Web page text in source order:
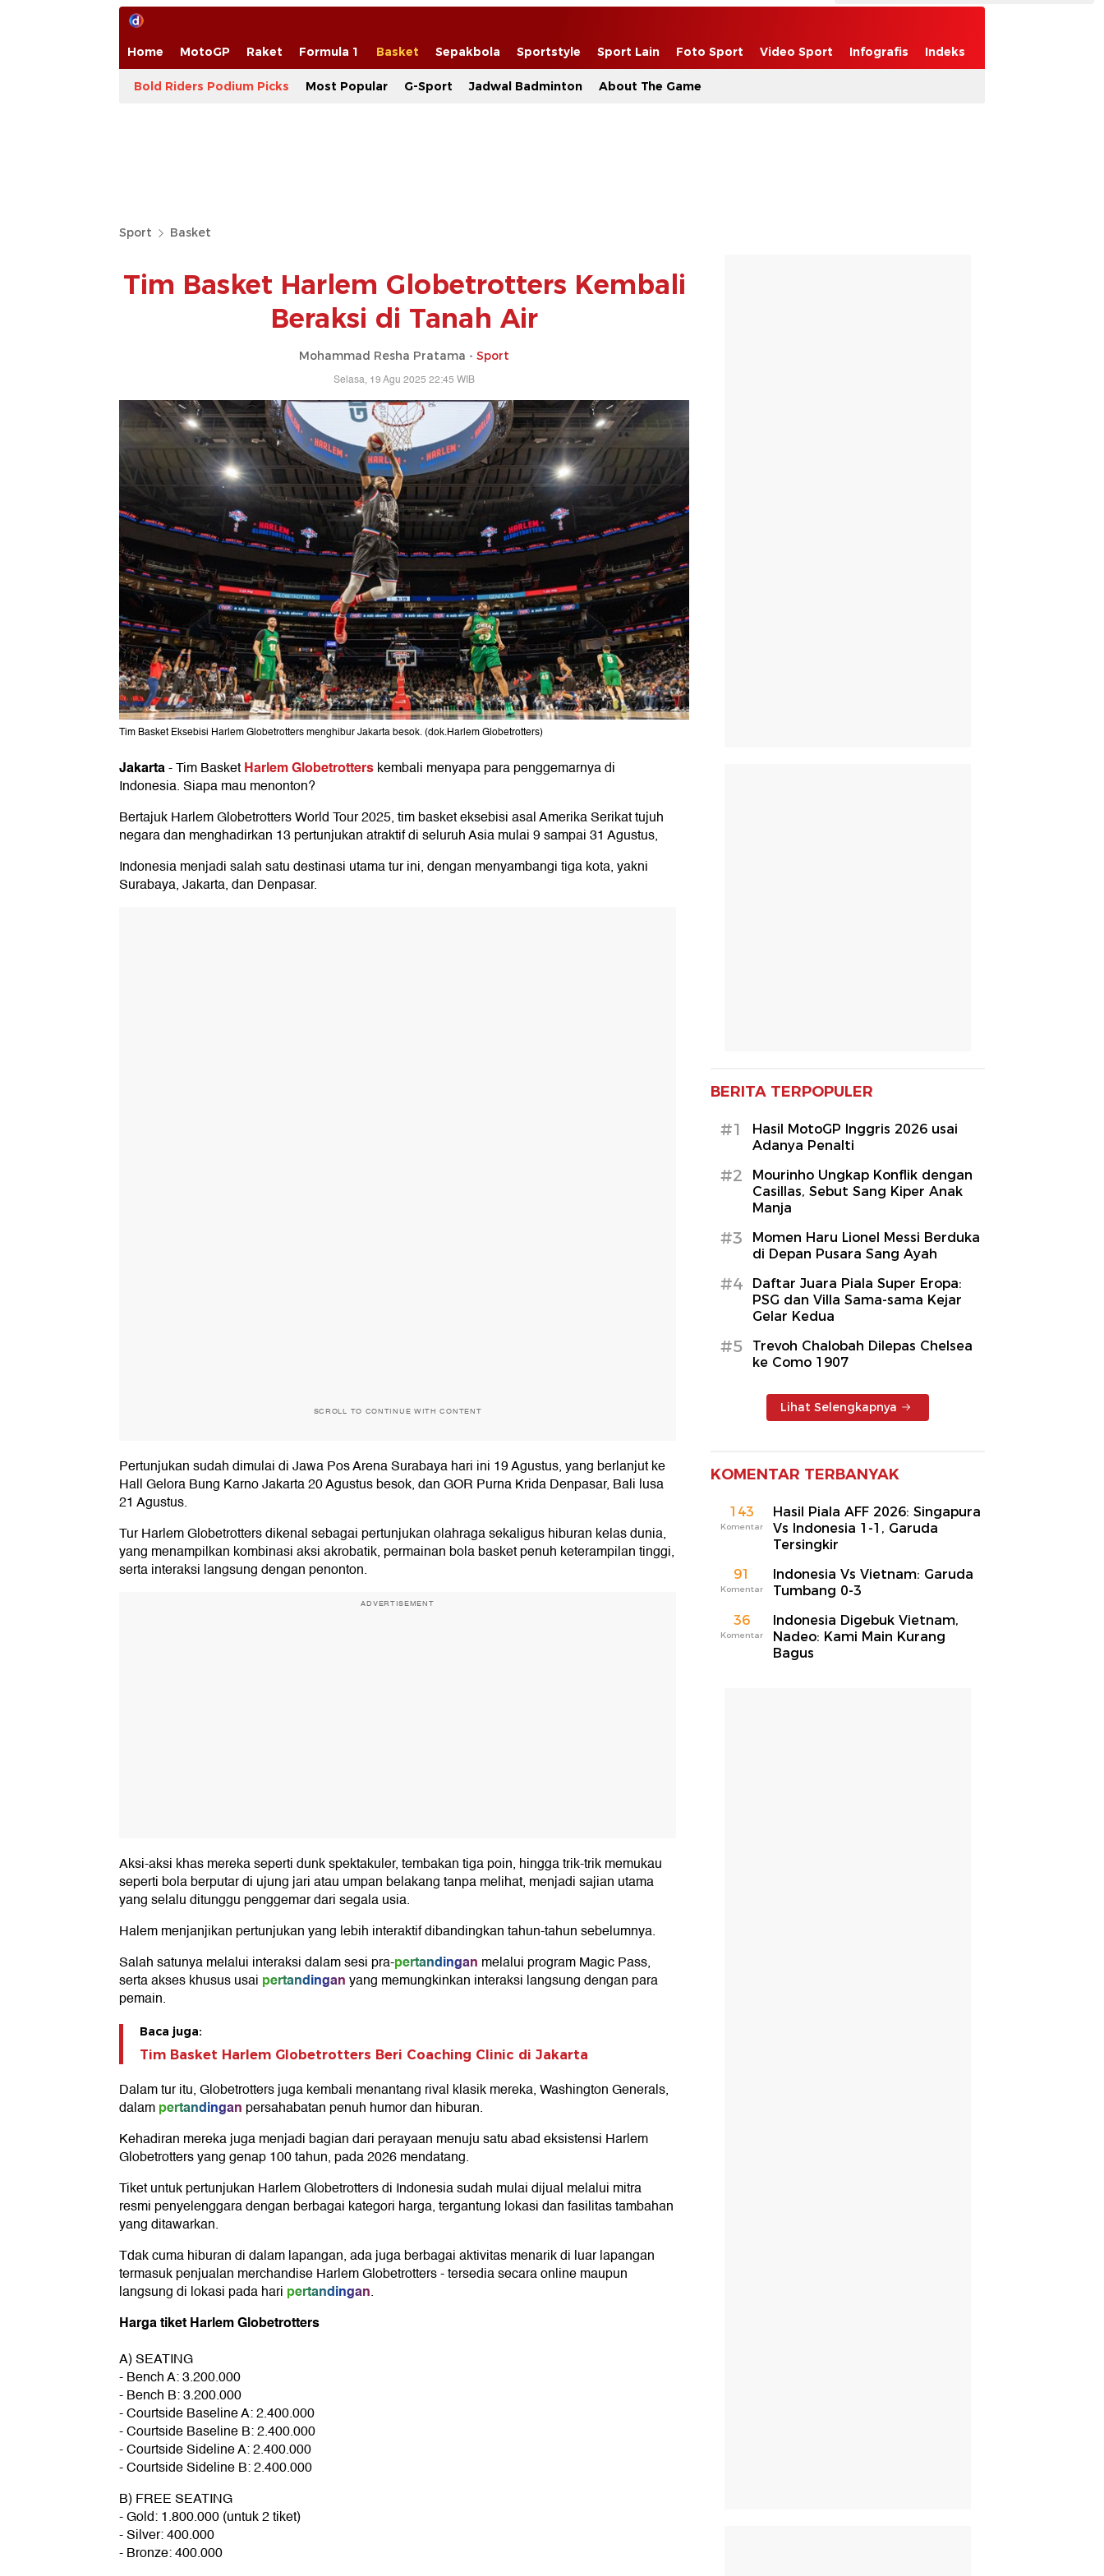
Home MotoGP Raket Formula 1 Basket Sepakbola Sportstyle Sport Lain Foto Sport Video Sport Infografis Indeks
Bold Riders Podium Picks Most Popular G-Sport Jadwal Badminton About The Game
Sport Basket
Tim Basket Harlem Globetrotters Kembali
Beraksi di Tanah Air
Mohammad Resha Pratama - Sport
Selasa, 19 Agu 2025 22:45 WIB
Tim Basket Eksebisi Harlem Globetrotters menghibur Jakarta besok. (dok.Harlem Globetrotters)
Jakarta-Tim BasketHarlem Globetrotterskembali menyapa para penggemarnya di
Indonesia. Siapa mau menonton?
Bertajuk Harlem Globetrotters World Tour 2025, tim basket eksebisi asal Amerika Serikat tujuh
negara dan menghadirkan 13 pertunjukan atraktif di seluruh Asia mulai 9 sampai 31 Agustus,
Indonesia menjadi salah satu destinasi utama tur ini, dengan menyambangi tiga kota, yakni
Surabaya, Jakarta, dan Denpasar.
SCROLL TO CONTINUE WITH CONTENT
Pertunjukan sudah dimulai di Jawa Pos Arena Surabaya hari ini 19 Agustus, yang berlanjut ke
Hall Gelora Bung Karno Jakarta 20 Agustus besok, dan GOR Purna Krida Denpasar, Bali lusa
21 Agustus.
Tur Harlem Globetrotters dikenal sebagai pertunjukan olahraga sekaligus hiburan kelas dunia,
yang menampilkan kombinasi aksi akrobatik, permainan bola basket penuh keterampilan tinggi,
serta interaksi langsung dengan penonton.
ADVERTISEMENT
Aksi-aksi khas mereka seperti dunk spektakuler, tembakan tiga poin, hingga trik-trik memukau
seperti bola berputar di ujung jari atau umpan belakang tanpa melihat, menjadi sajian utama
yang selalu ditunggu penggemar dari segala usia.
Halem menjanjikan pertunjukan yang lebih interaktif dibandingkan tahun-tahun sebelumnya.
Salah satunya melalui interaksi dalam sesi pra-pertandingan melalui program Magic Pass,
serta akses khusus usai pertandinganyang memungkinkan interaksi langsung dengan para
pemain.
Baca juga:
Tim Basket Harlem Globetrotters Beri Coaching Clinic di Jakarta
Dalam tur itu, Globetrotters juga kembali menantang rival klasik mereka, Washington Generals,
dalampertandingan persahabatan penuh humor dan hiburan.
Kehadiran mereka juga menjadi bagian dari perayaan menuju satu abad eksistensi Harlem
Globetrotters yang genap 100 tahun, pada 2026 mendatang.
Tiket untuk pertunjukan Harlem Globetrotters di Indonesia sudah mulai dijual melalui mitra
resmi penyelenggara dengan berbagai kategori harga, tergantung lokasi dan fasilitas tambahan
yang ditawarkan.
Tdak cuma hiburan di dalam lapangan, ada juga berbagai aktivitas menarik di luar lapangan
termasuk penjualan merchandise Harlem Globetrotters - tersedia secara online maupun
langsung di lokasi pada hari pertandingan.
Harga tiket Harlem Globetrotters
A) SEATING
- Bench A: 3.200.000
- Bench B: 3.200.000
- Courtside Baseline A: 2.400.000
- Courtside Baseline B: 2.400.000
- Courtside Sideline A: 2.400.000
- Courtside Sideline B: 2.400.000
B) FREE SEATING
- Gold: 1.800.000 (untuk 2 tiket)
- Silver: 400.000
- Bronze: 400.000
BERITA TERPOPULER
#1
Hasil MotoGP Inggris 2026 usai
Adanya Penalti
#2
Mourinho Ungkap Konflik dengan
Casillas, Sebut Sang Kiper Anak
Manja
#3
Momen Haru Lionel Messi Berduka
di Depan Pusara Sang Ayah
#4
Daftar Juara Piala Super Eropa:
PSG dan Villa Sama-sama Kejar
Gelar Kedua
#5
Trevoh Chalobah Dilepas Chelsea
ke Como 1907
Lihat Selengkapnya
KOMENTAR TERBANYAK
143
Komentar
Hasil Piala AFF 2026: Singapura
Vs Indonesia 1-1, Garuda
Tersingkir
91
Komentar
Indonesia Vs Vietnam: Garuda
Tumbang 0-3
36
Komentar
Indonesia Digebuk Vietnam,
Nadeo: Kami Main Kurang
Bagus